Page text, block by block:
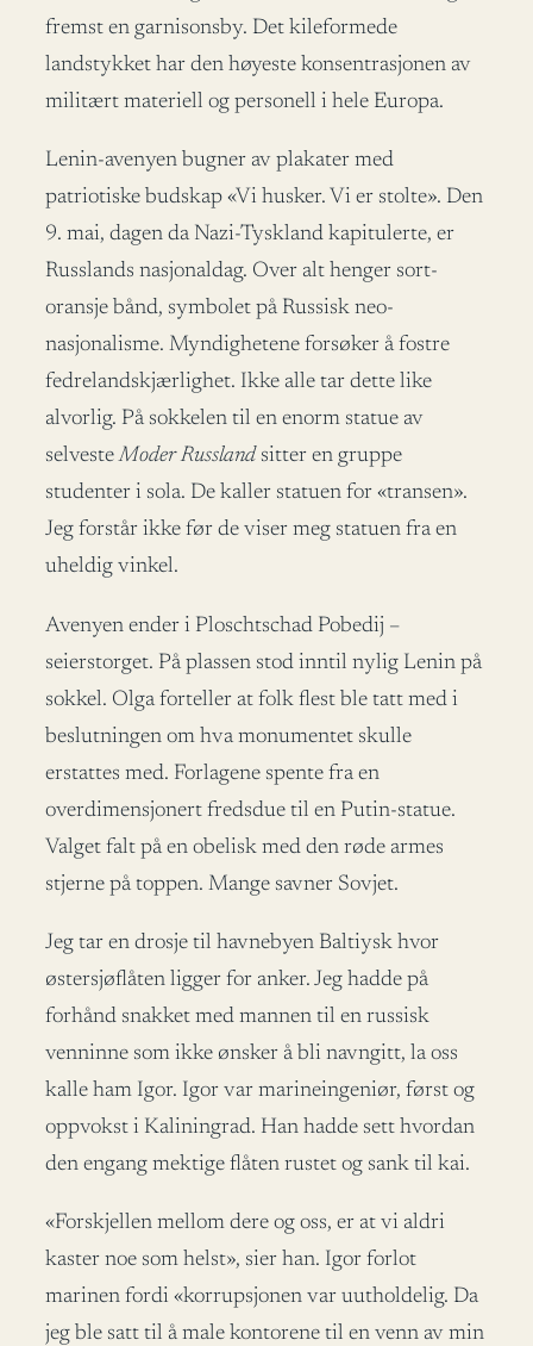
fremst en garnisonsby. Det kileformede
landstykket har den høyeste konsentrasjonen av
militært materiell og personell i hele Europa.
Lenin-avenyen bugner av plakater med
patriotiske budskap «Vi husker. Vi er stolte». Den
9. mai, dagen da Nazi-Tyskland kapitulerte, er
Russlands nasjonaldag. Over alt henger sort-
oransje bånd, symbolet på Russisk neo-
nasjonalisme. Myndighetene forsøker å fostre
fedrelandskjærlighet. Ikke alle tar dette like
alvorlig. På sokkelen til en enorm statue av
selvesteModer Russland sitter en gruppe
studenter i sola. De kaller statuen for «transen».
Jeg forstår ikke før de viser meg statuen fra en
uheldig vinkel.
Avenyen ender i Ploschtschad Pobedij –
seierstorget. På plassen stod inntil nylig Lenin på
sokkel. Olga forteller at folk flest ble tatt med i
beslutningen om hva monumentet skulle
erstattes med. Forlagene spente fra en
overdimensjonert fredsdue til en Putin-statue.
Valget falt på en obelisk med den røde armes
stjerne på toppen. Mange savner Sovjet.
Jeg tar en drosje til havnebyen Baltiysk hvor
østersjøflåten ligger for anker. Jeg hadde på
forhånd snakket med mannen til en russisk
venninne som ikke ønsker å bli navngitt, la oss
kalle ham Igor. Igor var marineingeniør, først og
oppvokst i Kaliningrad. Han hadde sett hvordan
den engang mektige flåten rustet og sank til kai.
«Forskjellen mellom dere og oss, er at vi aldri
kaster noe som helst», sier han. Igor forlot
marinen fordi «korrupsjonen var uutholdelig. Da
jeg ble satt til å male kontorene til en venn av min